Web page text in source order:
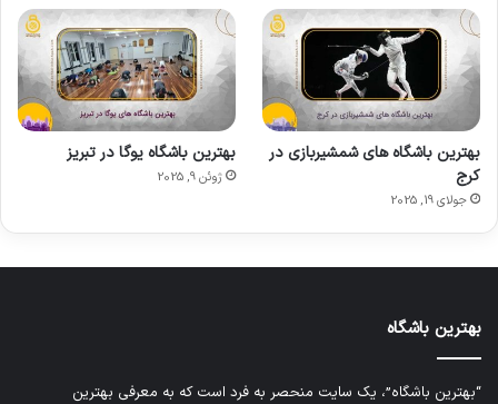
بهترین باشگاه های شمشیربازی در
کرج
جولای 19, 2025
بهترین باشگاه یوگا در تبریز
ژوئن 9, 2025
بهترین باشگاه
“بهترین باشگاه”، یک سایت منحصر به فرد است که به معرفی بهترین